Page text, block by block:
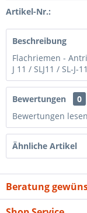
Artikel-Nr.:
Beschreibung
Flachriemen -
J 11 / SLJ11 / SL-J-
Bewertungen
0
Bewertungen
Ähnliche Artikel
Beratung